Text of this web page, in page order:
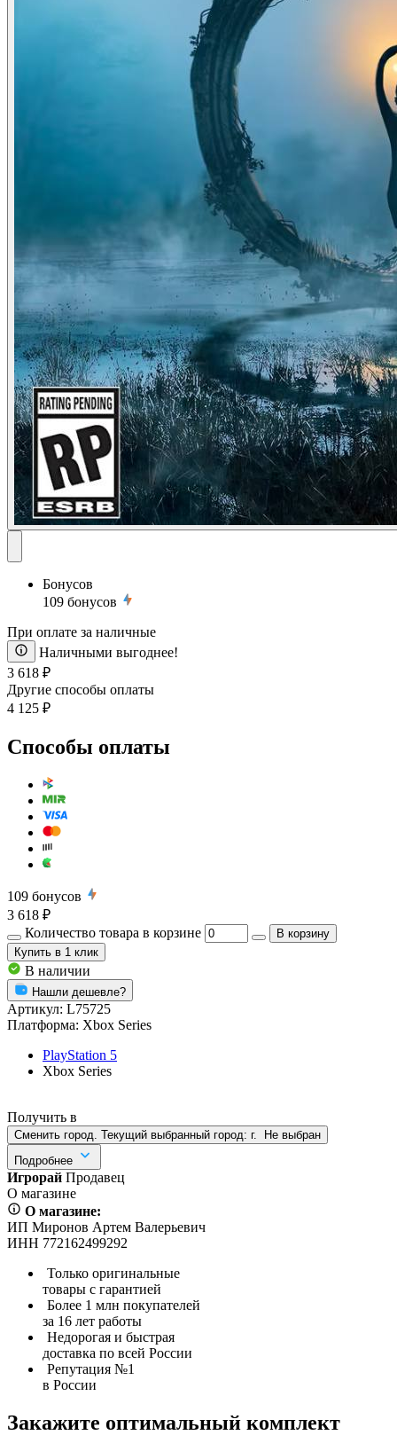
Бонусов
109 бонусов
При оплате за наличные
Наличными выгоднее!
3 618 ₽
Другие способы оплаты
4 125 ₽
Способы оплаты
109 бонусов
3 618 ₽
Количество товара в корзине
В корзину
Купить в 1 клик
В наличии
Нашли дешевле?
Артикул: L75725
Платформа: Xbox Series
PlayStation 5
Xbox Series
Получить в
Сменить город. Текущий выбранный город: г.
Не выбран
Подробнее
Игрорай Продавец
О магазине
О магазине:
ИП Миронов Артем Валерьевич
ИНН 772162499292
Только оригинальные
товары с гарантией
Более 1 млн покупателей
за 16 лет работы
Недорогая и быстрая
доставка по всей России
Репутация №1
в России
Закажите оптимальный комплект